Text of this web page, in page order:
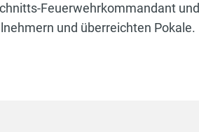
Feuerwehrkommandant und
und überreichten Pokale.